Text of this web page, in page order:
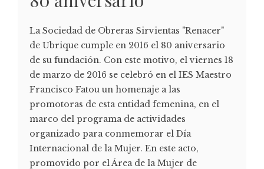
La Sociedad de Obreras Sirvientas "Renacer"
de Ubrique cumple en 2016 el 80 aniversario
de su fundación. Con este motivo, el viernes 18
de marzo de 2016 se celebró en el IES Maestro
Francisco Fatou un homenaje a las
promotoras de esta entidad femenina, en el
marco del programa de actividades
organizado para conmemorar el Día
Internacional de la Mujer. En este acto,
promovido por el Área de la Mujer de